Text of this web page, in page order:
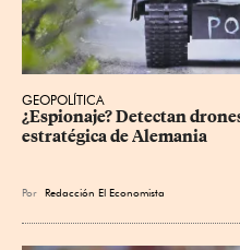
GEOPOLÍTICA
¿Espionaje? Detectan
estratégica de Alemania
Por Redacción El Economista